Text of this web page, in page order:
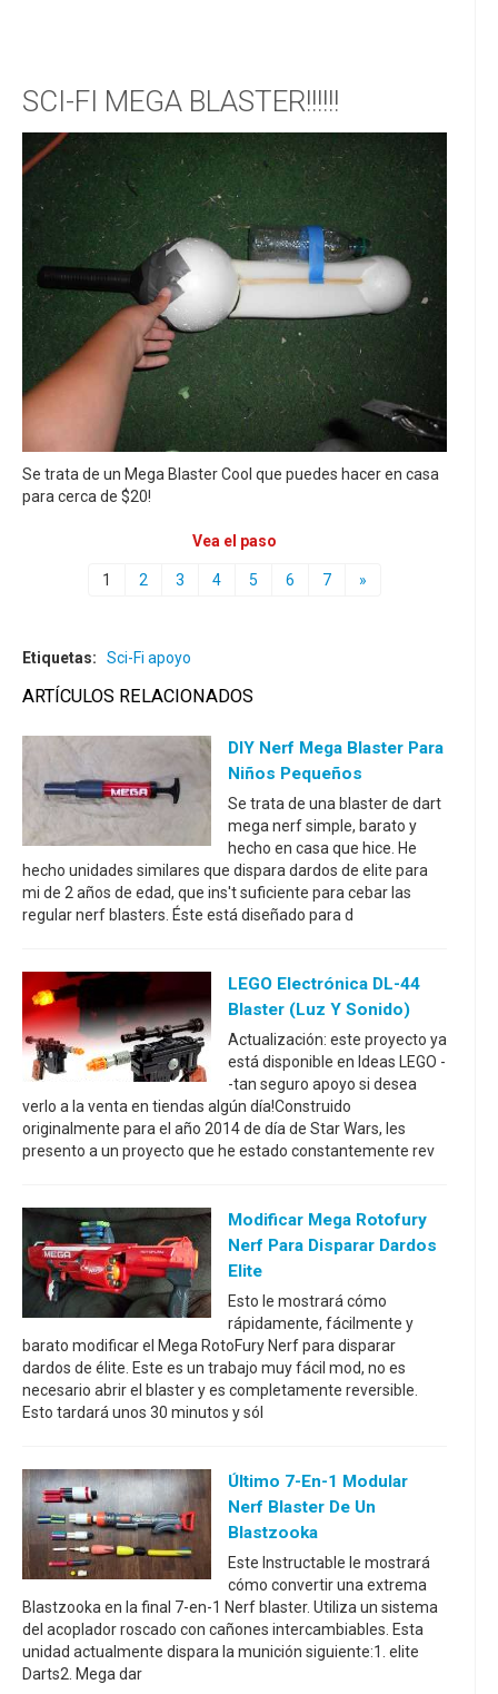
SCI-FI MEGA BLASTER!!!!!!
Se trata de un Mega Blaster Cool que puedes hacer en casa
para cerca de $20!
Vea el paso
1 2 3 4 5 6 7 »
Etiquetas: Sci-Fi apoyo
ARTÍCULOS RELACIONADOS
DIY Nerf Mega Blaster Para
Niños Pequeños
Se trata de una blaster de dart
mega nerf simple, barato y
hecho en casa que hice. He
hecho unidades similares que dispara dardos de elite para
mi de 2 años de edad, que ins't suficiente para cebar las
regular nerf blasters. Éste está diseñado para d
LEGO Electrónica DL-44
Blaster (luz Y Sonido)
Actualización: este proyecto ya
está disponible en Ideas LEGO -
-tan seguro apoyo si desea
verlo a la venta en tiendas algún día!Construido
originalmente para el año 2014 de día de Star Wars, les
presento a un proyecto que he estado constantemente rev
Modificar Mega Rotofury
Nerf Para Disparar Dardos
Elite
Esto le mostrará cómo
rápidamente, fácilmente y
barato modificar el Mega RotoFury Nerf para disparar
dardos de élite. Este es un trabajo muy fácil mod, no es
necesario abrir el blaster y es completamente reversible.
Esto tardará unos 30 minutos y sól
Último 7-En-1 Modular
Nerf Blaster De Un
Blastzooka
Este Instructable le mostrará
cómo convertir una extrema
Blastzooka en la final 7-en-1 Nerf blaster. Utiliza un sistema
del acoplador roscado con cañones intercambiables. Esta
unidad actualmente dispara la munición siguiente:1. elite
Darts2. Mega dar